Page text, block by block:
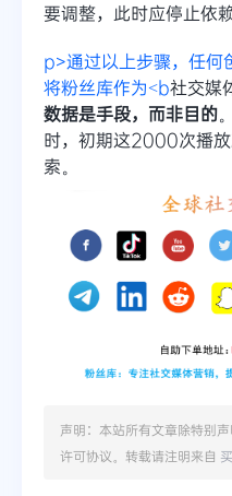
要调整，此时应停止依赖
p>通过以上步骤，任何
将粉丝库作为<b社交媒
数据是手段，而非目的
时，初期这2000次播
索。
声明：本站所有文章除特别
许可协议。转载请注明来自